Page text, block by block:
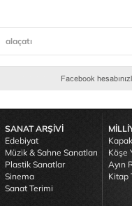
alaçatı
SANAT ARŞİVİ
Edebiyat
Müzik & Sahne Sanatları
Plastik Sanatlar
Sinema
Sanat Terimi
Köşe
Ayın
Kitap